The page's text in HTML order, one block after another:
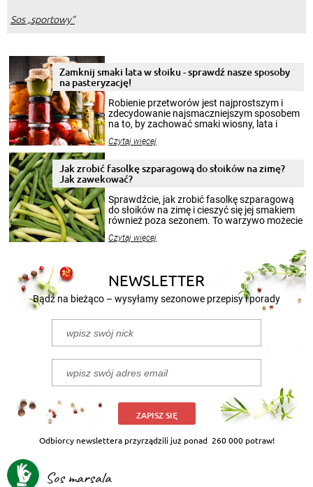
Sos „sportowy”
Zamknij smaki lata w słoiku - sprawdź nasze sposoby
na pasteryzację!
Robienie przetworów jest najprostszym i
zdecydowanie najsmaczniejszym sposobem
na to, by zachować smaki wiosny, lata i
krajobrazów, by cieszyć nimi oko w sezonie
pełni poczuć atmosferę cieplejszych
miesięcy. Przygotowanie słoików ze
patenty, które pozwolą zachować świeżość
przetworów.
Czytaj więcej
Jak zrobić fasolkę szparagową do słoików na zimę?
Jak zawekować?
Sprawdźcie, jak zrobić fasolkę szparagową
do słoików na zimę i cieszyć się jej smakiem
również poza sezonem. To warzywo możecie
nasze propozycje!
Czytaj więcej
NEWSLETTER
Bądź na bieżąco – wysyłamy sezonowe przepisy i porady
ZAPISZ SIĘ
Odbiorcy newslettera przyrządzili już ponad 260 000 potraw!
Sos marsala